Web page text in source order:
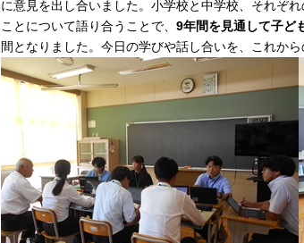
に意見を出し合いました。小学校と中学校、それぞ
ことについて語り合うことで、 9年間を見通して子ど
間となりました。今日の学びや話し合いを、これか